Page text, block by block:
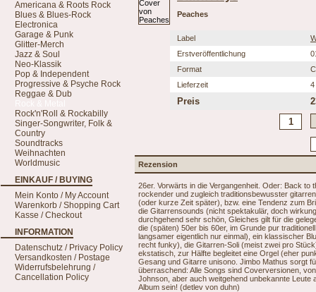
Americana & Roots Rock
Blues & Blues-Rock
Electronica
Garage & Punk
Glitter-Merch
Jazz & Soul
Neo-Klassik
Pop & Independent
Progressive & Psyche Rock
Reggae & Dub
Rock'n'Roll & Rockabilly
Singer-Songwriter, Folk &
Country
Soundtracks
Weihnachten
Worldmusic
EINKAUF / BUYING
Mein Konto / My Account
Warenkorb / Shopping Cart
Kasse / Checkout
INFORMATION
Datenschutz / Privacy Policy
Versandkosten / Postage
Widerrufsbelehrung /
Cancellation Policy
Peaches
Label
Erstveröffentlichung
Format
Lieferzeit
4
Preis
Rezension
26er. Vorwärts in die Vergangenheit. Oder: Back
rockender und zugleich traditionsbewusster
(oder kurze Zeit später), bzw. eine Tendenz zum
die Gitarrensounds (nicht spektakulär, doch
durchgehend sehr schön, Gleiches gilt für die
die (späten) 50er bis 60er, im Grunde pur
langsamer eigentlich nur einmal), ein klassischer
recht funky), die Gitarren-Soli (meist zwei pro
ekstatisch, zur Hälfte begleitet eine Orgel (eher
Gesang und Gitarre unisono. Jimbo Mathus sorgt
überraschend: Alle Songs sind Coverversionen,
Johnson, aber auch weitgehend unbekannte
Album sein! (detlev von duhn)